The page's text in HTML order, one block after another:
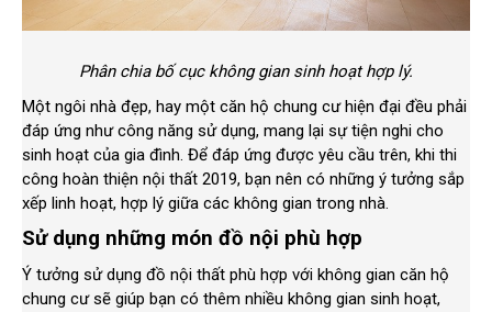
Phân chia bố cục không gian sinh hoạt hợp lý.
Một ngôi nhà đẹp, hay một căn hộ chung cư hiện đại đều phải
đáp ứng như công năng sử dụng, mang lại sự tiện nghi cho
sinh hoạt của gia đình. Để đáp ứng được yêu cầu trên, khi thi
công hoàn thiện nội thất 2019, bạn nên có những ý tưởng sắp
xếp linh hoạt, hợp lý giữa các không gian trong nhà.
Sử dụng những món đồ nội phù hợp
Ý tưởng sử dụng đồ nội thất phù hợp với không gian căn hộ
chung cư sẽ giúp bạn có thêm nhiều không gian sinh hoạt,